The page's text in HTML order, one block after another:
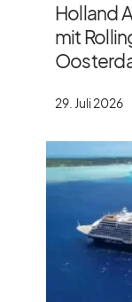
Holland
mit
29. Juli 2026